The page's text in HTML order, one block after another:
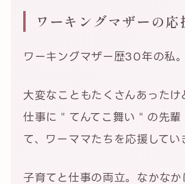
ワーキングマザーの応
ワーキングマザー歴30年の私。
大変なこともたくさんあったけ
仕事に＂てんてこ舞い＂の先輩
て、ワーママたちを応援してい
子育てと仕事の両立。なかなか